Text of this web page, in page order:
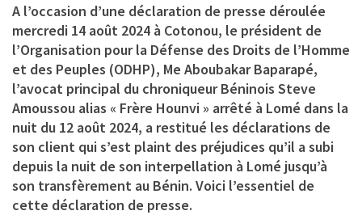
A l’occasion d’une déclaration de presse déroulée
mercredi 14 août 2024 à Cotonou, le président de
l’Organisation pour la Défense des Droits de l’Homme
et des Peuples (ODHP), Me Aboubakar Baparapé,
l’avocat principal du chroniqueur Béninois Steve
Amoussou alias « Frère Hounvi » arrêté à Lomé dans la
nuit du 12 août 2024, a restitué les déclarations de
son client qui s’est plaint des préjudices qu’il a subi
depuis la nuit de son interpellation à Lomé jusqu’à
son transfèrement au Bénin. Voici l’essentiel de
cette déclaration de presse.